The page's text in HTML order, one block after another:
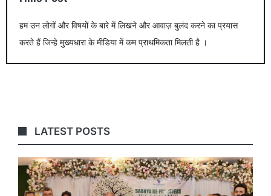
हम उन लोगों और विषयों के बारे में लिखने और आवाज़ बुलंद करने का प्रयास
करते हैं जिन्हे मुख्यधारा के मीडिया में कम प्राथमिकता मिलती है ।
LATEST POSTS